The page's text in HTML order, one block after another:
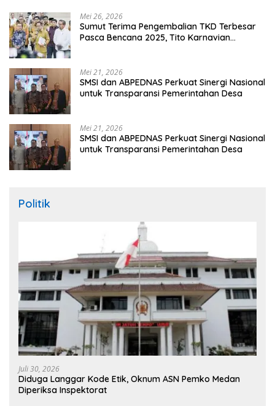
Mei 26, 2026
Sumut Terima Pengembalian TKD Terbesar
Pasca Bencana 2025, Tito Karnavian
Mei 21, 2026
SMSI dan ABPEDNAS Perkuat Sinergi Nasional
untuk Transparansi Pemerintahan Desa
Mei 21, 2026
SMSI dan ABPEDNAS Perkuat Sinergi Nasional
untuk Transparansi Pemerintahan Desa
Politik
Juli 30, 2026
Diduga Langgar Kode Etik, Oknum ASN Pemko Medan
Diperiksa Inspektorat